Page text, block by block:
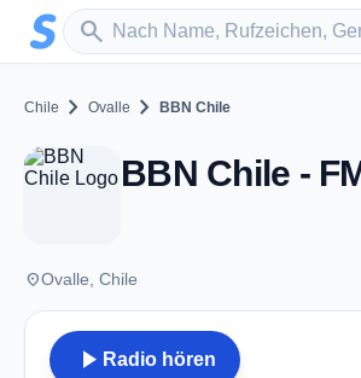
Zum Hauptinhalt springen
search
Sender suchen
Chile chevron_right Ovalle chevron_right BBN Chile
placeOvalle, Chile
play_arrow Radio hören